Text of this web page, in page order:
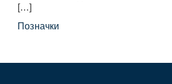
[…]
Позначки